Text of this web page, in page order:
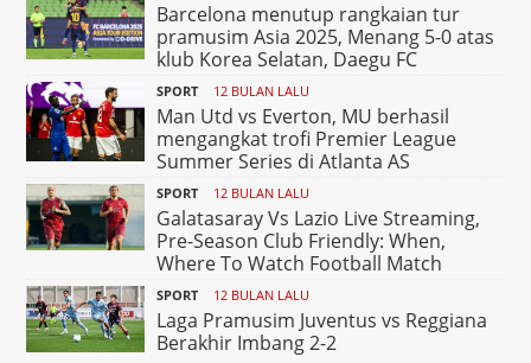
Barcelona menutup rangkaian tur
pramusim Asia 2025, Menang 5-0 atas
klub Korea Selatan, Daegu FC
SPORT 12 BULAN LALU
Man Utd vs Everton, MU berhasil
mengangkat trofi Premier League
Summer Series di Atlanta AS
SPORT 12 BULAN LALU
Galatasaray Vs Lazio Live Streaming,
Pre-Season Club Friendly: When,
Where To Watch Football Match
SPORT 12 BULAN LALU
Laga Pramusim Juventus vs Reggiana
Berakhir Imbang 2-2